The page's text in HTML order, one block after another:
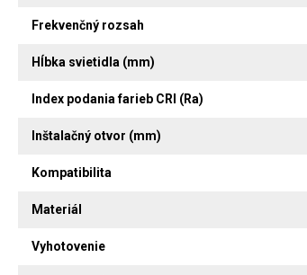
Frekvenčný rozsah
Hĺbka svietidla (mm)
Index podania farieb CRI (Ra)
Inštalačný otvor (mm)
Kompatibilita
Materiál
Vyhotovenie